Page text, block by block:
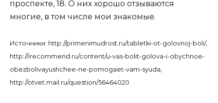
проспекте, 18. О них хорошо отзываются
многие, в том числе мои знакомые.
Источники: http://primenimudrost.ru/tabletki-ot-golovnoj-boli/,
http://irecommend.ru/content/u-vas-bolit-golova-i-obychnoe-
obezbolivayushchee-ne-pomogaet-vam-syuda,
http://otvet.mail.ru/question/56464020